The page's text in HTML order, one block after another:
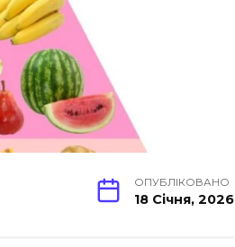
ОПУБЛІКОВАНО
18 Січня, 2026